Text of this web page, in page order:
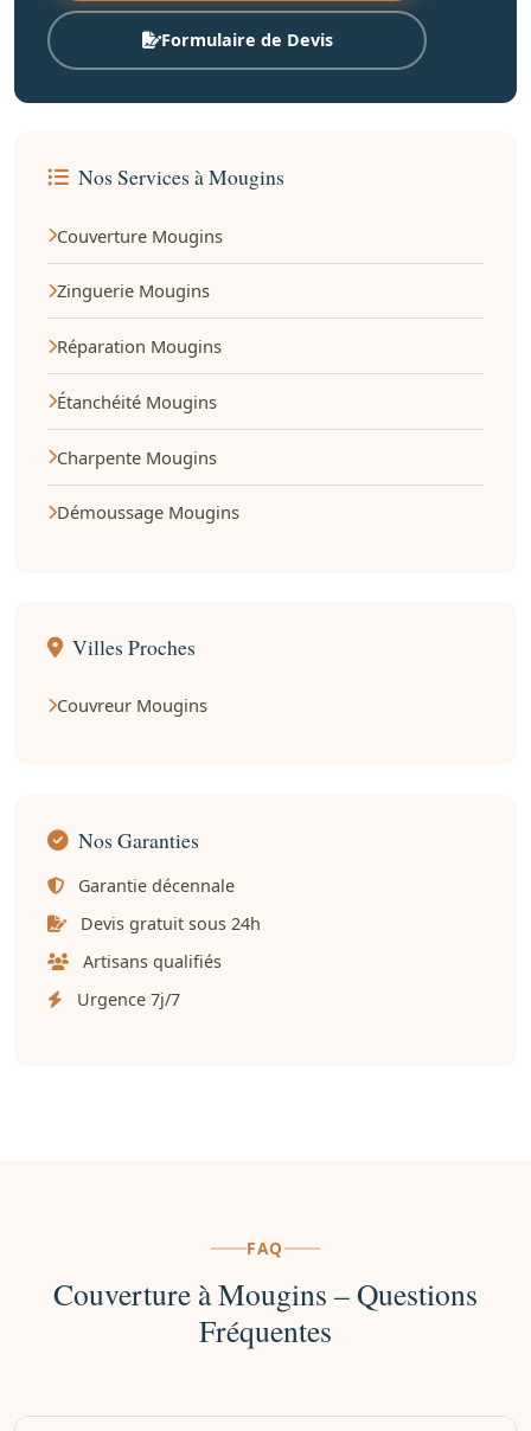
Formulaire de Devis
Nos Services à Mougins
Couverture Mougins
Zinguerie Mougins
Réparation Mougins
Étanchéité Mougins
Charpente Mougins
Démoussage Mougins
Villes Proches
Couvreur Mougins
Nos Garanties
Garantie décennale
Devis gratuit sous 24h
Artisans qualifiés
Urgence 7j/7
FAQ
Couverture à Mougins – Questions
Fréquentes